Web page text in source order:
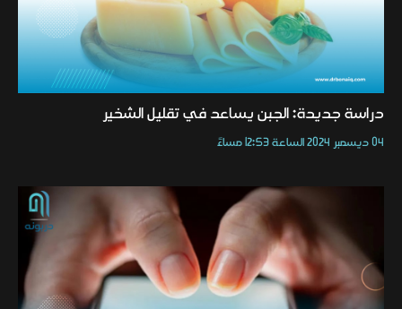
دراسة جديدة: الجبن يساعد في تقليل الشخير
04 ديسمبر 2024 الساعة 12:53 مساءً